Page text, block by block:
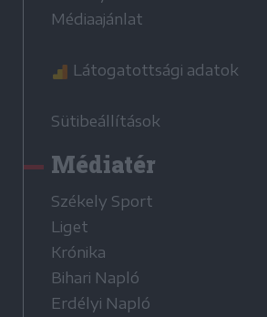
Médiaajánlat
Látogatottsági adatok
Sütibeállítások
Médiatér
Székely Sport
Liget
Krónika
Bihari Napló
Erdélyi Napló